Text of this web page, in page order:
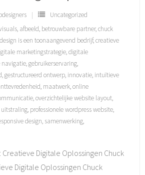
Uncategorized
, afbeeld, betrouwbare partner,chuck
is een toonaangevend bedrijf,creatieve
marketingstrategie,digitale
,gebruikerservaring,
,gestructureerd ontwerp, innovatie, intuïtieve
, maatwerk,online
,overzichtelijke website layout,
uitstraling, professionele wordpress website,
design, samenwerking,
Creatieve Digitale Oplossingen Chuck
Digitale Oplossingen Chuck